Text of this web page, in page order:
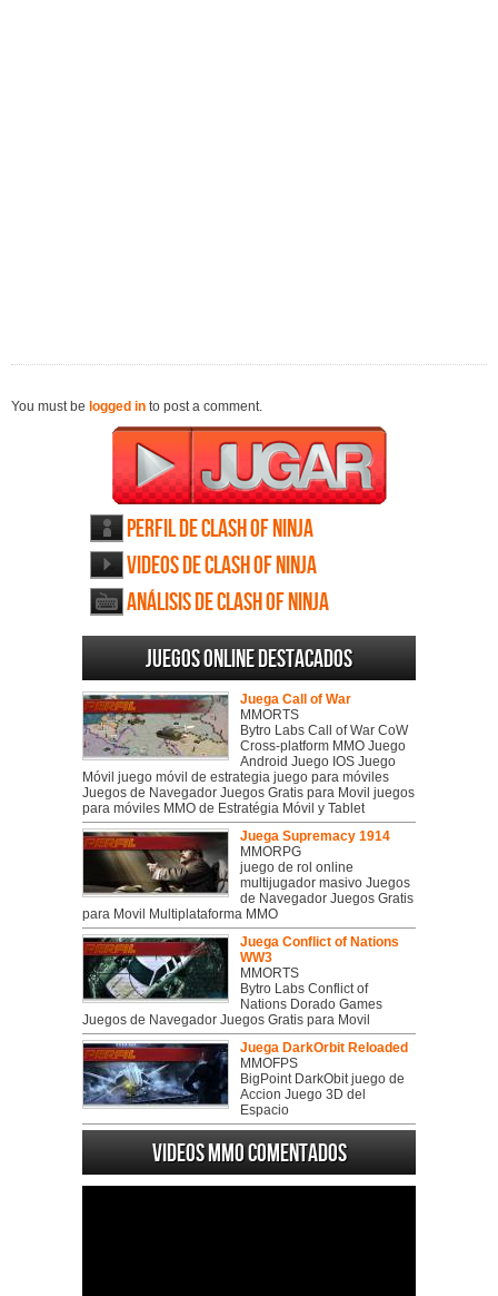
You must be logged in to post a comment.
Perfil de Clash of Ninja
Videos de Clash of Ninja
Análisis de Clash of Ninja
Juegos online destacados
Juega Call of War
MMORTS
Bytro Labs Call of War CoW
Cross-platform MMO Juego
Android Juego IOS Juego
Móvil juego móvil de estrategia juego para móviles
Juegos de Navegador Juegos Gratis para Movil juegos
para móviles MMO de Estratégia Móvil y Tablet
Juega Supremacy 1914
MMORPG
juego de rol online
multijugador masivo Juegos
de Navegador Juegos Gratis
para Movil Multiplataforma MMO
Juega Conflict of Nations
WW3
MMORTS
Bytro Labs Conflict of
Nations Dorado Games
Juegos de Navegador Juegos Gratis para Movil
Juega DarkOrbit Reloaded
MMOFPS
BigPoint DarkObit juego de
Accion Juego 3D del
Espacio
Videos MMO Comentados